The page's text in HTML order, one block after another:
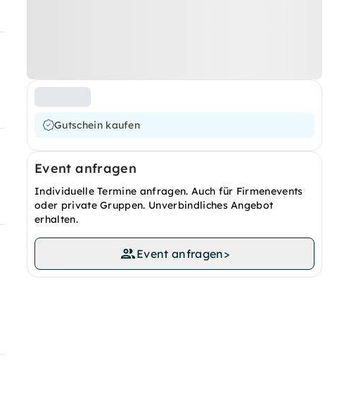
Gutschein kaufen
Event anfragen
Individuelle Termine anfragen. Auch für Firmenevents
oder private Gruppen. Unverbindliches Angebot
erhalten.
Event anfragen>